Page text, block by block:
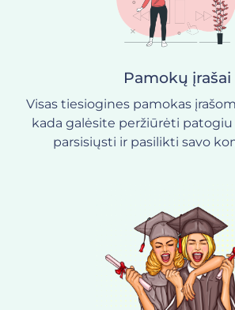
Pamokų įrašai
Visas tiesiogines pamokas
kada galėsite peržiūrėti patogiu
parsisiųsti ir pasilikti savo